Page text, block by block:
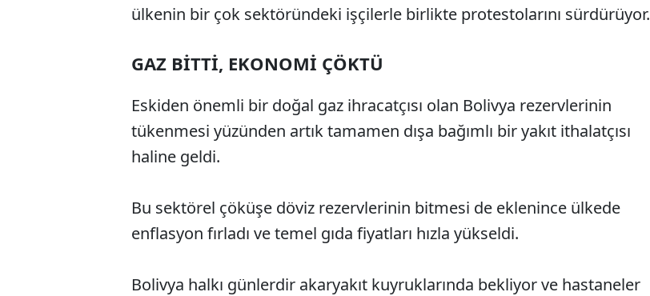
ülkenin bir çok sektöründeki işçilerle birlikte protestolarını sürdürüyor.
GAZ BİTTİ, EKONOMİ ÇÖKTÜ
Eskiden önemli bir doğal gaz ihracatçısı olan Bolivya rezervlerinin
tükenmesi yüzünden artık tamamen dışa bağımlı bir yakıt ithalatçısı
haline geldi.
Bu sektörel çöküşe döviz rezervlerinin bitmesi de eklenince ülkede
enflasyon fırladı ve temel gıda fiyatları hızla yükseldi.
Bolivya halkı günlerdir akaryakıt kuyruklarında bekliyor ve hastaneler